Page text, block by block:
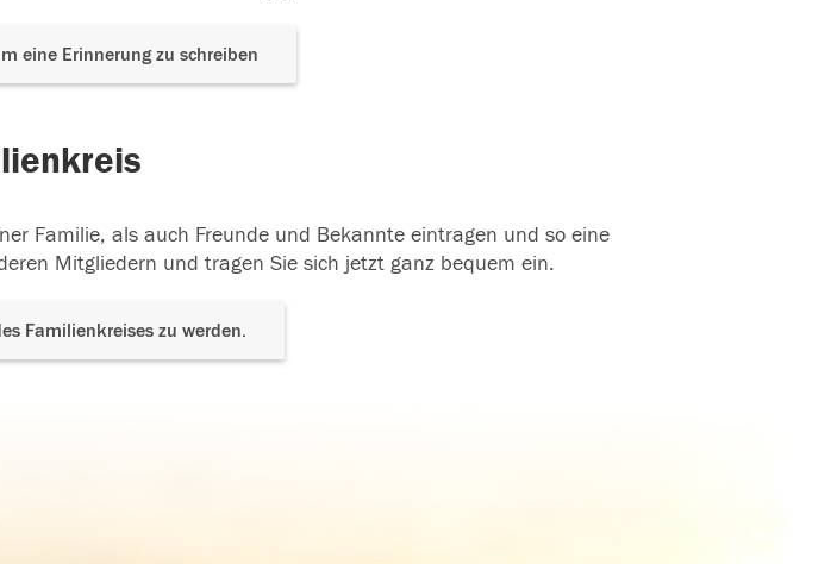
eine Erinnerung zu schreiben
Familie, als auch Freunde und Bekannte eintragen und so eine
Mitgliedern und tragen Sie sich jetzt ganz bequem ein.
Familienkreises zu werden.